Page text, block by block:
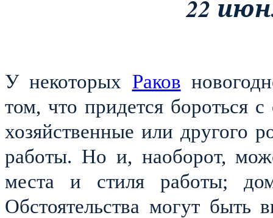
22
У некоторых Раков
том, что придется бороться
хозяйственные или другого
работы. Но и, наоборот,
места и стиля работы;
Обстоятельства могут быть